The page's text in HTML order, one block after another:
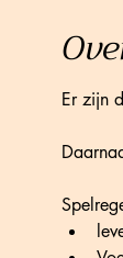
Er zijn